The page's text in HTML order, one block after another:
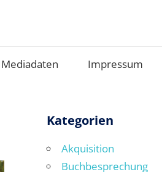
Mediadaten Impressum
Kategorien
Akquisition
Buchbesprechung